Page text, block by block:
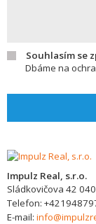
Souhlasím se
Dbáme na
Impulz Real, s.r.o.
Sládkovičova 42
Telefon:
E-mail: